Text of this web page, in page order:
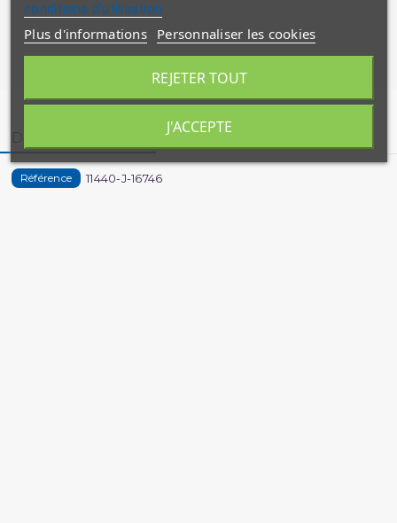
Détails du produit
Référence 11440-J-16746
conditions d'utilisation
Plus d'informations Personnaliser les cookies
REJETER TOUT
J'ACCEPTE